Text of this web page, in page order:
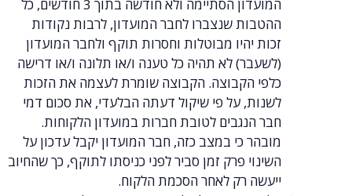
המועדון הסתיימה ולא חודשה בתוך 3 חודשים, כל
ההטבות שנצברו לחבר המועדון, לרבות נקודות
זכות יהיו מבוטלות וחסרות תוקף ולחבר המועדון
(לשעבר) לא תהיה כל טענה ו/או תלונה ו/או דרישה
כלפי הקבוצה. הקבוצה שומרת לעצמה את הזכות
לשנות, על פי שיקול דעתה הבלעדי, את סכום דמי
חבר הנגבים לטובת חברות במועדון הלקוחות.
מובהר כי במצב כזה, חבר המועדון יקבל עדכון על
השינוי פרק זמן סביר לפני כניסתו לתוקף, כך שהחיוב
ייעשה רק לאחר הסכמת הלקוח.